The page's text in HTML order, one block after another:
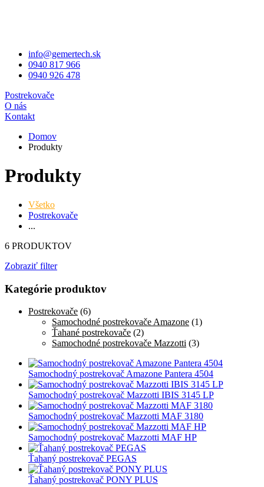
info@gemertech.sk
0940 817 966
0940 926 478
Postrekovače
O nás
Kontakt
Domov
Produkty
Produkty
Všetko
Postrekovače
...
6 PRODUKTOV
Zobraziť filter
Kategórie produktov
Postrekovače (6)
Samochodné postrekovače Amazone (1)
Ťahané postrekovače (2)
Samochodné postrekovače Mazzotti (3)
Samochodný postrekovač Amazone Pantera 4504
Samochodný postrekovač Mazzotti IBIS 3145 LP
Samochodný postrekovač Mazzotti MAF 3180
Samochodný postrekovač Mazzotti MAF HP
Ťahaný postrekovač PEGAS
Ťahaný postrekovač PONY PLUS